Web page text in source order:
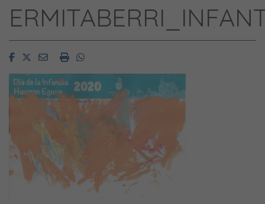
FacebookTwitterEmailImprimirWhatsapp